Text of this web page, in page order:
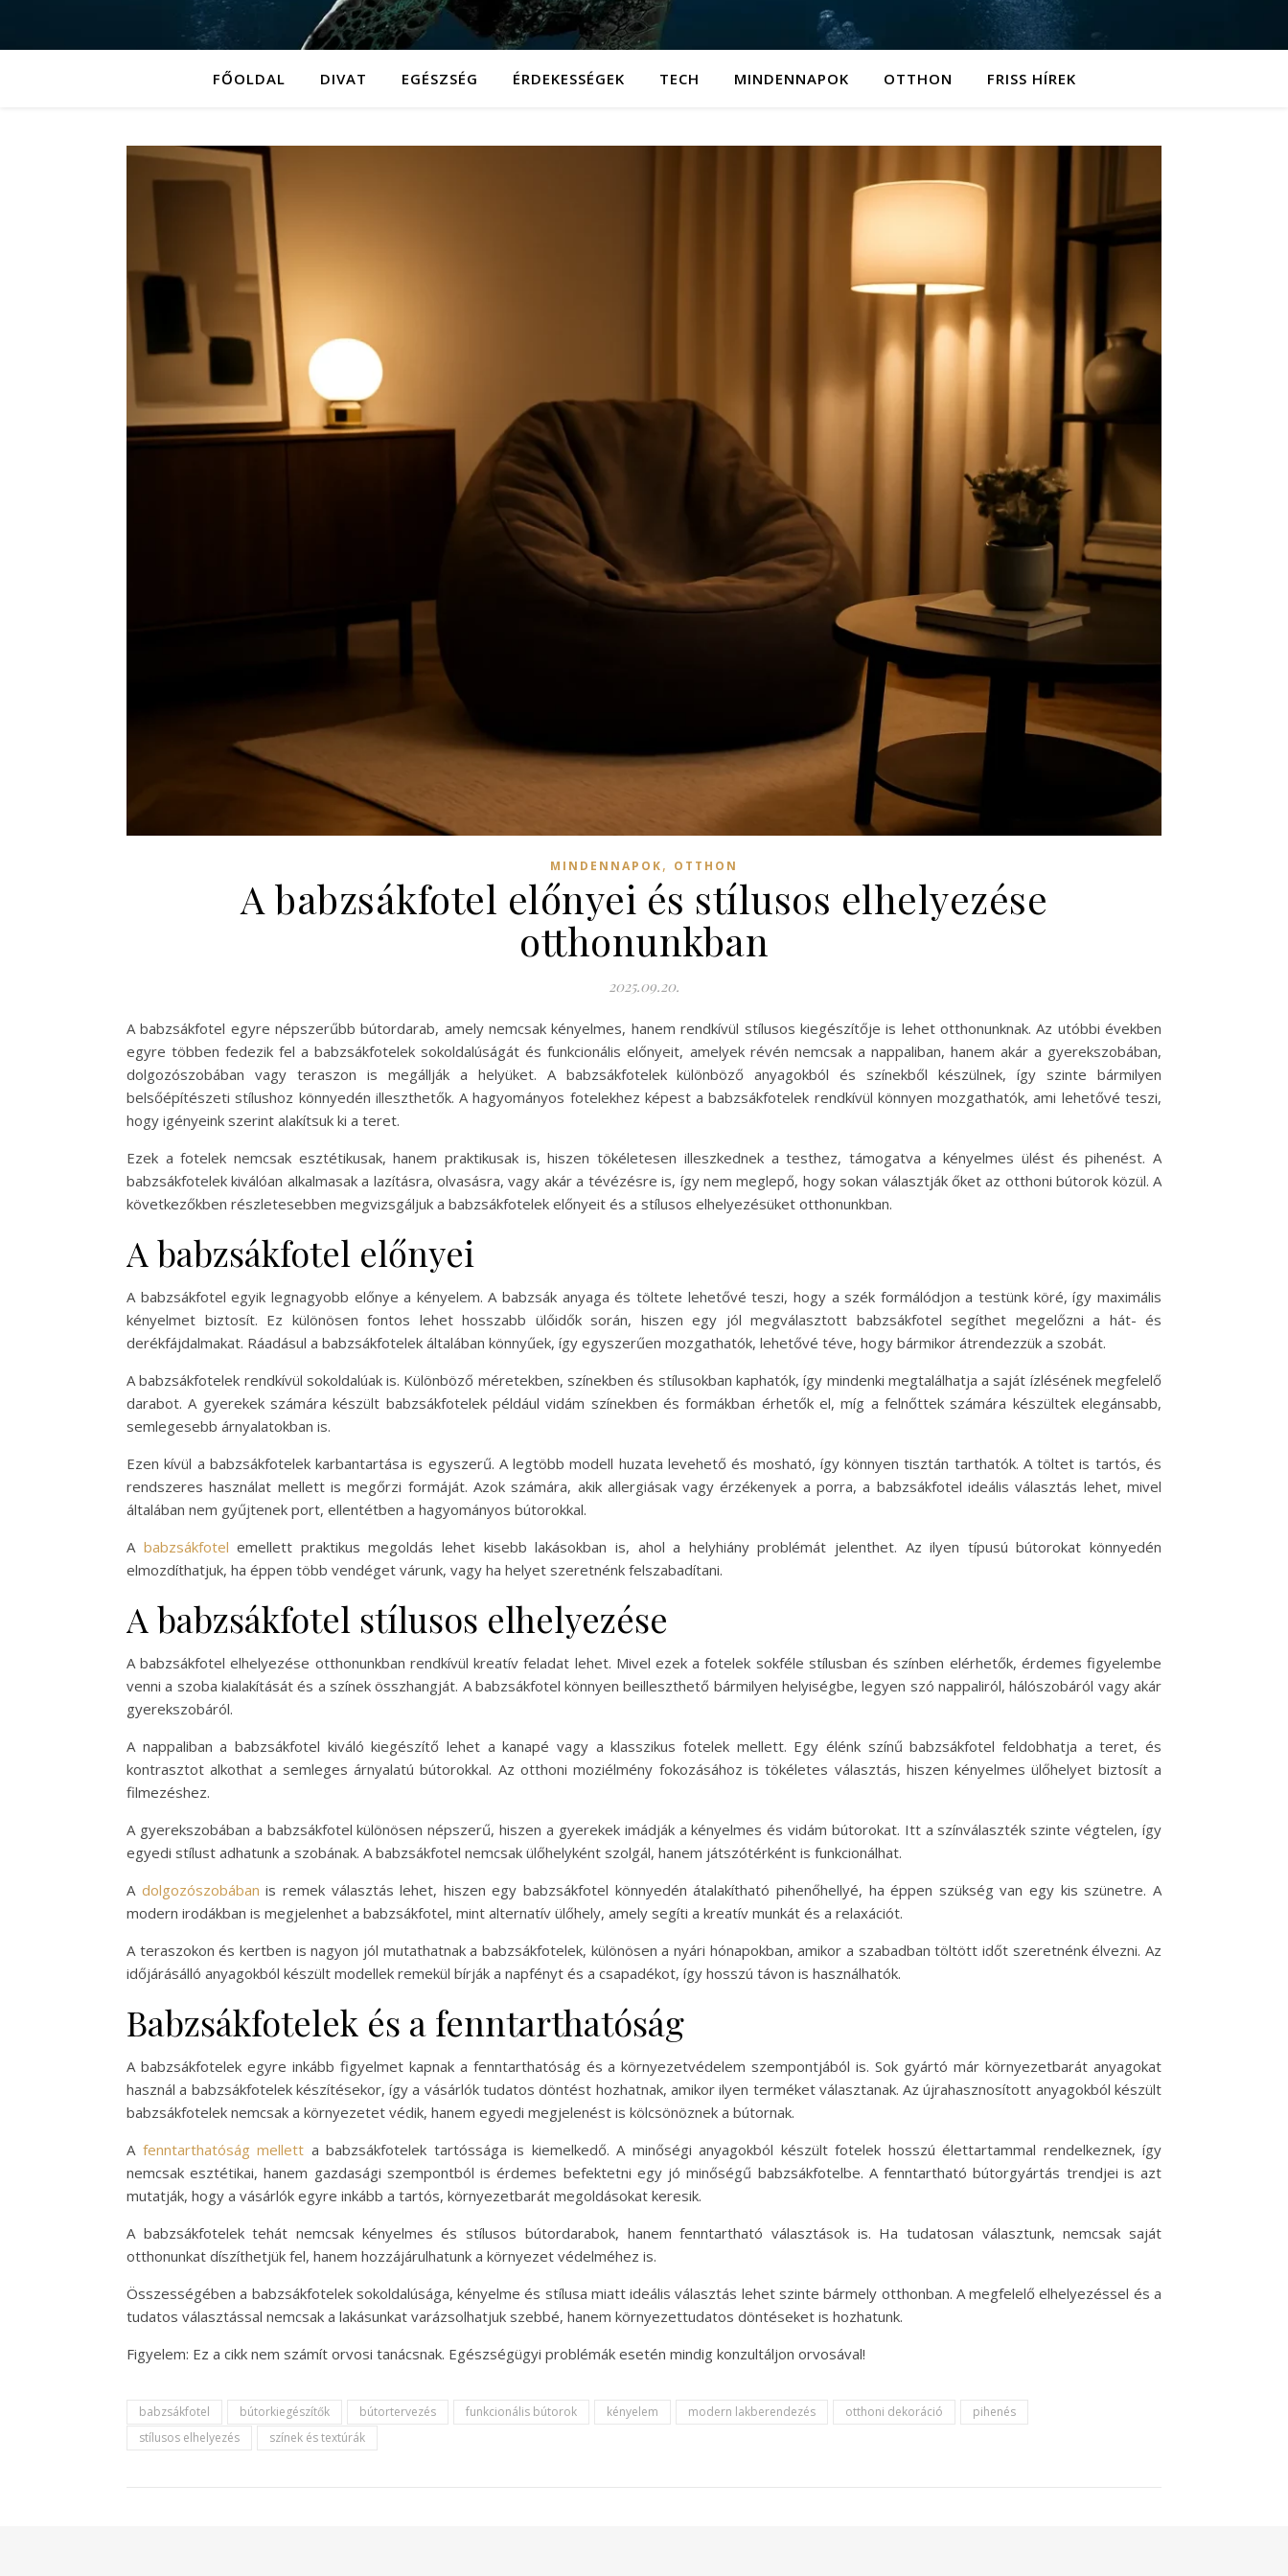
FŐOLDAL DIVAT EGÉSZSÉG ÉRDEKESSÉGEK TECH MINDENNAPOK OTTHON FRISS HÍREK
MINDENNAPOK, OTTHON
A babzsákfotel előnyei és stílusos elhelyezése
otthonunkban
2025.09.20.
A babzsákfotel egyre népszerűbb bútordarab, amely nemcsak kényelmes, hanem rendkívül stílusos kiegészítője is lehet otthonunknak. Az utóbbi években
egyre többen fedezik fel a babzsákfotelek sokoldalúságát és funkcionális előnyeit, amelyek révén nemcsak a nappaliban, hanem akár a gyerekszobában,
dolgozószobában vagy teraszon is megállják a helyüket. A babzsákfotelek különböző anyagokból és színekből készülnek, így szinte bármilyen
belsőépítészeti stílushoz könnyedén illeszthetők. A hagyományos fotelekhez képest a babzsákfotelek rendkívül könnyen mozgathatók, ami lehetővé teszi,
hogy igényeink szerint alakítsuk ki a teret.
Ezek a fotelek nemcsak esztétikusak, hanem praktikusak is, hiszen tökéletesen illeszkednek a testhez, támogatva a kényelmes ülést és pihenést. A
babzsákfotelek kiválóan alkalmasak a lazításra, olvasásra, vagy akár a tévézésre is, így nem meglepő, hogy sokan választják őket az otthoni bútorok közül. A
következőkben részletesebben megvizsgáljuk a babzsákfotelek előnyeit és a stílusos elhelyezésüket otthonunkban.
A babzsákfotel előnyei
A babzsákfotel egyik legnagyobb előnye a kényelem. A babzsák anyaga és töltete lehetővé teszi, hogy a szék formálódjon a testünk köré, így maximális
kényelmet biztosít. Ez különösen fontos lehet hosszabb ülőidők során, hiszen egy jól megválasztott babzsákfotel segíthet megelőzni a hát- és
derékfájdalmakat. Ráadásul a babzsákfotelek általában könnyűek, így egyszerűen mozgathatók, lehetővé téve, hogy bármikor átrendezzük a szobát.
A babzsákfotelek rendkívül sokoldalúak is. Különböző méretekben, színekben és stílusokban kaphatók, így mindenki megtalálhatja a saját ízlésének megfelelő
darabot. A gyerekek számára készült babzsákfotelek például vidám színekben és formákban érhetők el, míg a felnőttek számára készültek elegánsabb,
semlegesebb árnyalatokban is.
Ezen kívül a babzsákfotelek karbantartása is egyszerű. A legtöbb modell huzata levehető és mosható, így könnyen tisztán tarthatók. A töltet is tartós, és
rendszeres használat mellett is megőrzi formáját. Azok számára, akik allergiásak vagy érzékenyek a porra, a babzsákfotel ideális választás lehet, mivel
általában nem gyűjtenek port, ellentétben a hagyományos bútorokkal.
A babzsákfotel emellett praktikus megoldás lehet kisebb lakásokban is, ahol a helyhiány problémát jelenthet. Az ilyen típusú bútorokat könnyedén
elmozdíthatjuk, ha éppen több vendéget várunk, vagy ha helyet szeretnénk felszabadítani.
A babzsákfotel stílusos elhelyezése
A babzsákfotel elhelyezése otthonunkban rendkívül kreatív feladat lehet. Mivel ezek a fotelek sokféle stílusban és színben elérhetők, érdemes figyelembe
venni a szoba kialakítását és a színek összhangját. A babzsákfotel könnyen beilleszthető bármilyen helyiségbe, legyen szó nappaliról, hálószobáról vagy akár
gyerekszobáról.
A nappaliban a babzsákfotel kiváló kiegészítő lehet a kanapé vagy a klasszikus fotelek mellett. Egy élénk színű babzsákfotel feldobhatja a teret, és
kontrasztot alkothat a semleges árnyalatú bútorokkal. Az otthoni moziélmény fokozásához is tökéletes választás, hiszen kényelmes ülőhelyet biztosít a
filmezéshez.
A gyerekszobában a babzsákfotel különösen népszerű, hiszen a gyerekek imádják a kényelmes és vidám bútorokat. Itt a színválaszték szinte végtelen, így
egyedi stílust adhatunk a szobának. A babzsákfotel nemcsak ülőhelyként szolgál, hanem játszótérként is funkcionálhat.
A dolgozószobában is remek választás lehet, hiszen egy babzsákfotel könnyedén átalakítható pihenőhellyé, ha éppen szükség van egy kis szünetre. A
modern irodákban is megjelenhet a babzsákfotel, mint alternatív ülőhely, amely segíti a kreatív munkát és a relaxációt.
A teraszokon és kertben is nagyon jól mutathatnak a babzsákfotelek, különösen a nyári hónapokban, amikor a szabadban töltött időt szeretnénk élvezni. Az
időjárásálló anyagokból készült modellek remekül bírják a napfényt és a csapadékot, így hosszú távon is használhatók.
Babzsákfotelek és a fenntarthatóság
A babzsákfotelek egyre inkább figyelmet kapnak a fenntarthatóság és a környezetvédelem szempontjából is. Sok gyártó már környezetbarát anyagokat
használ a babzsákfotelek készítésekor, így a vásárlók tudatos döntést hozhatnak, amikor ilyen terméket választanak. Az újrahasznosított anyagokból készült
babzsákfotelek nemcsak a környezetet védik, hanem egyedi megjelenést is kölcsönöznek a bútornak.
A fenntarthatóság mellett a babzsákfotelek tartóssága is kiemelkedő. A minőségi anyagokból készült fotelek hosszú élettartammal rendelkeznek, így
nemcsak esztétikai, hanem gazdasági szempontból is érdemes befektetni egy jó minőségű babzsákfotelbe. A fenntartható bútorgyártás trendjei is azt
mutatják, hogy a vásárlók egyre inkább a tartós, környezetbarát megoldásokat keresik.
A babzsákfotelek tehát nemcsak kényelmes és stílusos bútordarabok, hanem fenntartható választások is. Ha tudatosan választunk, nemcsak saját
otthonunkat díszíthetjük fel, hanem hozzájárulhatunk a környezet védelméhez is.
Összességében a babzsákfotelek sokoldalúsága, kényelme és stílusa miatt ideális választás lehet szinte bármely otthonban. A megfelelő elhelyezéssel és a
tudatos választással nemcsak a lakásunkat varázsolhatjuk szebbé, hanem környezettudatos döntéseket is hozhatunk.
Figyelem: Ez a cikk nem számít orvosi tanácsnak. Egészségügyi problémák esetén mindig konzultáljon orvosával!
babzsákfotel bútorkiegészítők bútortervezés funkcionális bútorok kényelem modern lakberendezés otthoni dekoráció
pihenés
stílusos elhelyezés
színek és textúrák